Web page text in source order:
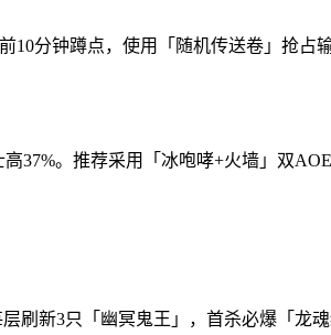
10分钟蹲点，使用「随机传送卷」抢
。推荐采用「冰咆哮+火墙」双
刷新3只「幽冥鬼王」，首杀必爆「龙